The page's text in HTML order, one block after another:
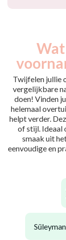
Twijfelen jullie
vergelijkbare
doen! Vinden
helemaal
helpt verder.
of stijl. Ideaal
smaak uit
eenvoudige en
süleyman